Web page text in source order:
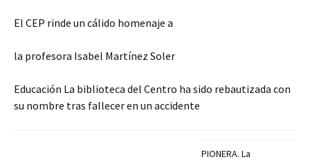
El CEP rinde un cálido homenaje a
la profesora Isabel Martínez Soler
Educación La biblioteca del Centro ha sido rebautizada con
su nombre tras fallecer en un accidente
PIONERA. La